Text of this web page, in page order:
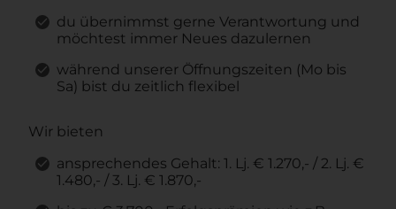
du übernimmst gerne Verantwortung und
möchtest immer Neues dazulernen
während unserer Öffnungszeiten (Mo bis
Sa) bist du zeitlich flexibel
Wir bieten
ansprechendes Gehalt: 1. Lj. € 1.270,- / 2. Lj. €
1.480,- / 3. Lj. € 1.870,-